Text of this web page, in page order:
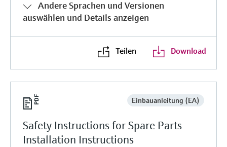
Andere Sprachen und Versionen
auswählen und Details anzeigen
Teilen Download
Einbauanleitung (EA)
Safety Instructions for Spare Parts
Installation Instructions